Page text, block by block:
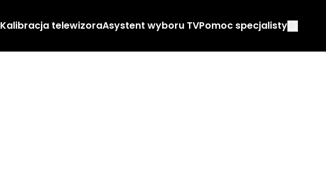
Kalibracja telewizoraAsystent wyboru TVPomoc specjalisty